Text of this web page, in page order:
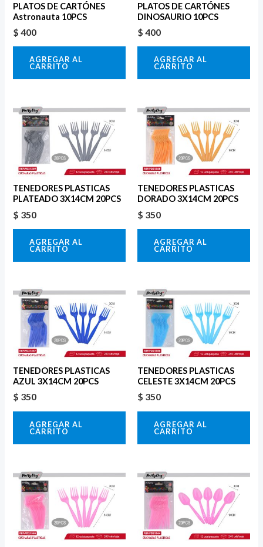
PLATOS DE CARTÓNES
Astronauta 10PCS
$ 400
AGREGAR AL
CARRITO
PLATOS DE CARTÓNES
DINOSAURIO 10PCS
$ 400
AGREGAR AL
CARRITO
TENEDORES PLASTICAS
PLATEADO 3X14CM 20PCS
$ 350
AGREGAR AL
CARRITO
TENEDORES PLASTICAS
DORADO 3X14CM 20PCS
$ 350
AGREGAR AL
CARRITO
TENEDORES PLASTICAS
AZUL 3X14CM 20PCS
$ 350
AGREGAR AL
CARRITO
TENEDORES PLASTICAS
CELESTE 3X14CM 20PCS
$ 350
AGREGAR AL
CARRITO